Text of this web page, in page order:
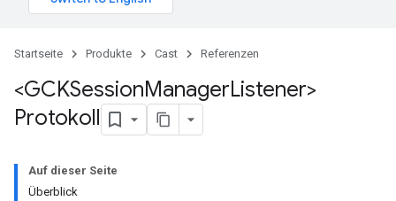
Startseite Produkte Cast Referenzen
<GCKSessionManagerListener>
Protokoll
Auf dieser Seite
Überblick